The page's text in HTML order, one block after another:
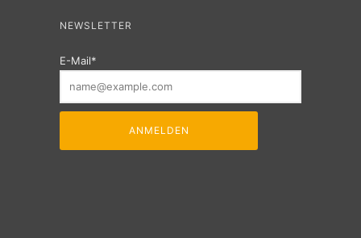
NEWSLETTER
E-Mail*
ANMELDEN